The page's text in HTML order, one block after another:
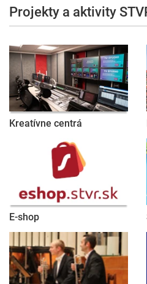
Projekty a aktivity
Kreatívne centrá
E-shop